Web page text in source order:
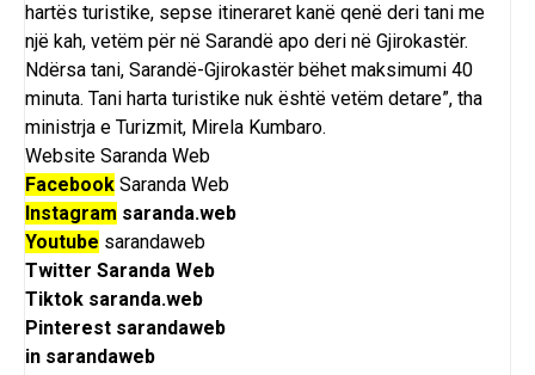
hartës turistike, sepse itineraret kanë qenë deri tani me
një kah, vetëm për në Sarandë apo deri në Gjirokastër.
Ndërsa tani, Sarandë-Gjirokastër bëhet maksimumi 40
minuta. Tani harta turistike nuk është vetëm detare”, tha
ministrja e Turizmit, Mirela Kumbaro.
Website Saranda Web
Facebook Saranda Web
Instagram saranda.web
Youtube sarandaweb
Twitter Saranda Web
Tiktok saranda.web
Pinterest sarandaweb
in sarandaweb